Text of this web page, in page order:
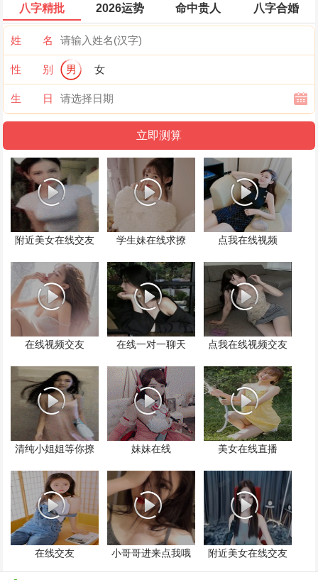
八字精批 2026运势 命中贵人 八字合婚
姓 名
性 别 男 女
生 日
附近美女在线交友 学生妹在线求撩 点我在线视频
在线视频交友 在线一对一聊天 点我在线视频交友
清纯小姐姐等你撩 妹妹在线 美女在线直播
在线交友 小哥哥进来点我哦 附近美女在线交友